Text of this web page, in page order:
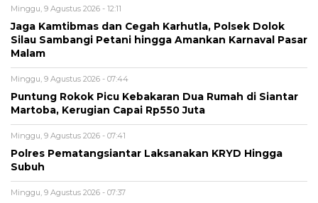
Minggu, 9 Agustus 2026 - 12:11
Jaga Kamtibmas dan Cegah Karhutla, Polsek Dolok
Silau Sambangi Petani hingga Amankan Karnaval Pasar
Malam
Minggu, 9 Agustus 2026 - 07:44
Puntung Rokok Picu Kebakaran Dua Rumah di Siantar
Martoba, Kerugian Capai Rp550 Juta
Minggu, 9 Agustus 2026 - 07:41
Polres Pematangsiantar Laksanakan KRYD Hingga
Subuh
Minggu, 9 Agustus 2026 - 07:37